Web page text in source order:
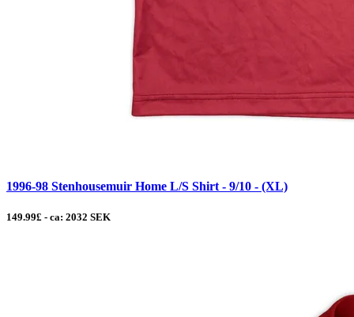
1996-98 Stenhousemuir Home L/S Shirt - 9/10 - (XL)
149.99£ - ca: 2032 SEK